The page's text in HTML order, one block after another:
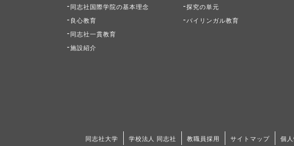
同志社国際学院の基本理念
良心教育
同志社一貫教育
施設紹介
探究の単元
バイリンガル教育
同志社大学 学校法人 同志社 教職員採用 サイトマップ 個